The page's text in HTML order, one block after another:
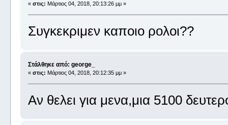
« στις: Μάρτιος 04, 2018, 20:13:26 μμ »
Συγκεκριμεν καποιο ρολοι??
Στάλθηκε από: george_
« στις: Μάρτιος 04, 2018, 20:12:35 μμ »
Αν θελει για μενα,μια 5100